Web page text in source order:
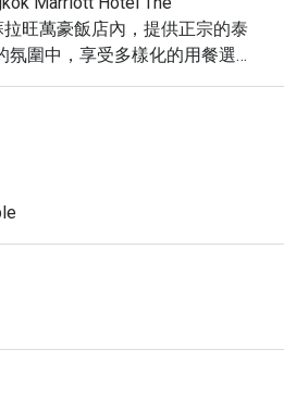
旺萬豪飯店內，提供正宗的泰
氛圍中，享受多樣化的用餐選
自助餐聞名，許多食客都讚賞這
風味，更融合了現代烹調手
喜。必嚐的包括招牌冬蔭功湯和
樣的泰式甜點。餐廳環境舒適，
餐的理想之選。
可享受高達 5 折的超值優惠，